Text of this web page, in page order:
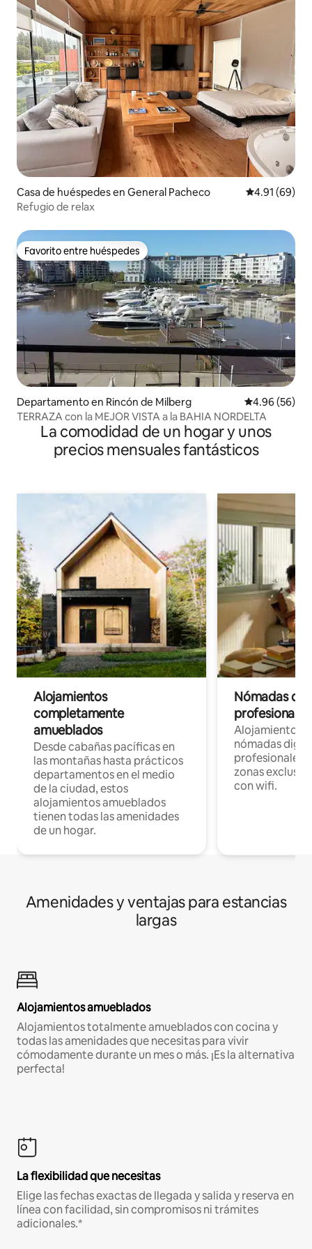
Casa de huéspedes en General Pacheco Calificación
4.91 (69)
Refugio de relax
Favorito entre huéspedes
Favorito entre huéspedes
Departamento en Rincón de Milberg Calificación
4.96 (56)
TERRAZA con la MEJOR VISTA a la BAHIA NORDELTA
La comodidad de un hogar y unos
precios mensuales fantásticos
Alojamientos
completamente
amueblados
Desde cabañas pacíficas en
las montañas hasta prácticos
departamentos en el medio
de la ciudad, estos
alojamientos amueblados
tienen todas las amenidades
de un hogar.
Nómadas
Alojamientos
nómadas
profesionales
zonas
con wifi.
Amenidades y ventajas para estancias
largas
Alojamientos amueblados
Alojamientos totalmente amueblados con cocina y
todas las amenidades que necesitas para vivir
cómodamente durante un mes o más. ¡Es la alternativa
perfecta!
La flexibilidad que necesitas
Elige las fechas exactas de llegada y salida y reserva en
línea con facilidad, sin compromisos ni trámites
adicionales.*